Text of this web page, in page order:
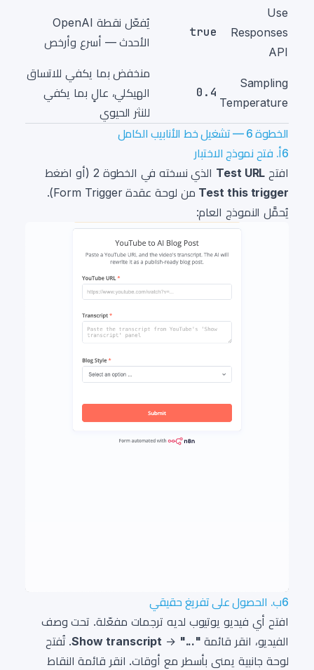
Use
Responses
API
true
يُفعّل نقطة OpenAI
الأحدث — أسرع وأرخص
Sampling
Temperature
0.4
منخفض بما يكفي للاتساق
الهيكلي، عالٍ بما يكفي
للنثر الحيوي
الخطوة 6 — تشغيل خط الأنابيب الكامل
6أ. فتح نموذج الاختبار
افتح Test URL الذي نسخته في الخطوة 2 (أو اضغط
Test this trigger
من لوحة عقدة Form Trigger).
يُحمَّل النموذج العام:
6ب. الحصول على تفريغ حقيقي
افتح أي فيديو يوتيوب لديه ترجمات مفعّلة. تحت وصف
الفيديو، انقر قائمة"..."
→
Show transcript. تُفتح
لوحة جانبية يمنى بأسطر مع أوقات. انقر قائمة النقاط